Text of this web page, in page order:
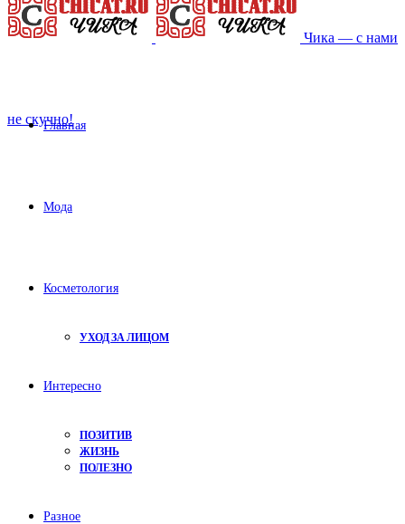
Чика — с нами
не скучно!
Главная
Мода
Косметология
УХОД ЗА ЛИЦОМ
Интересно
ПОЗИТИВ
ЖИЗНЬ
ПОЛЕЗНО
Разное